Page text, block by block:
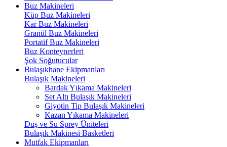
Buz Makineleri
Küp Buz Makineleri
Kar Buz Makineleri
Granül Buz Makineleri
Portatif Buz Makineleri
Buz Konteynerleri
Şok Soğutucular
Bulaşıkhane Ekipmanları
Bulaşık Makineleri
Bardak Yıkama Makineleri
Set Altı Bulaşık Makineleri
Giyotin Tip Bulaşık Makineleri
Kazan Yıkama Makineleri
Duş ve Su Sprey Üniteleri
Bulaşık Makinesi Basketleri
Mutfak Ekipmanları